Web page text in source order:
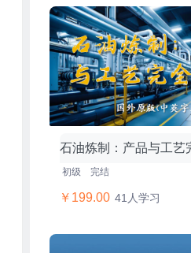
石油炼制：产品与工艺
初级 完结
￥199.00 41人学习